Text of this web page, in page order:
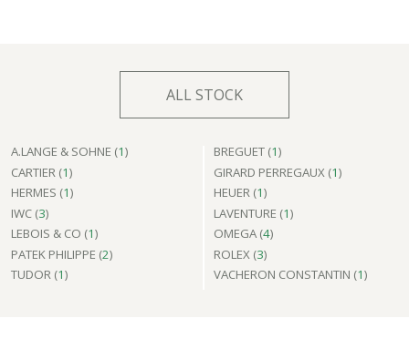
ALL STOCK
A.LANGE & SOHNE (1) BREGUET (1)
CARTIER (1) GIRARD PERREGAUX (1)
HERMES (1) HEUER (1)
IWC (3) LAVENTURE (1)
LEBOIS & CO (1) OMEGA (4)
PATEK PHILIPPE (2) ROLEX (3)
TUDOR (1) VACHERON CONSTANTIN (1)